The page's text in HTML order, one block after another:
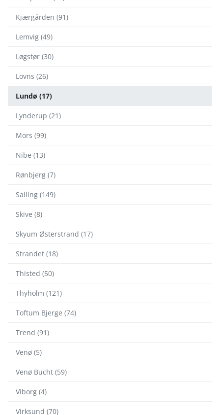
Kjærgården (91)
Lemvig (49)
Løgstør (30)
Lovns (26)
Lundø (17)
Lynderup (21)
Mors (99)
Nibe (13)
Rønbjerg (7)
Salling (149)
Skive (8)
Skyum Østerstrand (17)
Strandet (18)
Thisted (50)
Thyholm (121)
Toftum Bjerge (74)
Trend (91)
Venø (5)
Venø Bucht (59)
Viborg (4)
Virksund (70)